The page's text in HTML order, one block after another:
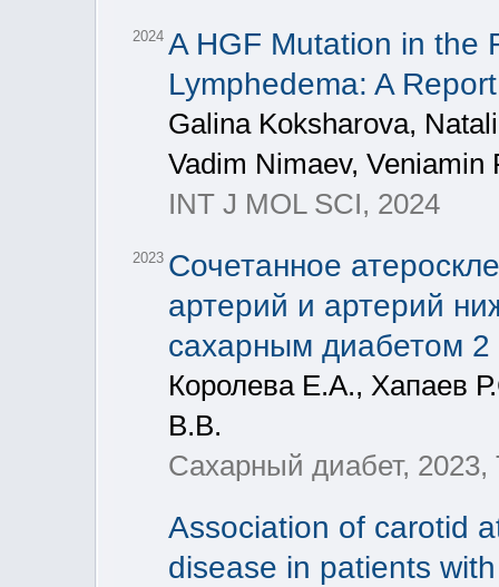
2024 A HGF Mutation in the
Lymphedema: A Report
Galina Koksharova,
Vadim Nimaev, Veniamin
INT J MOL SCI, 2024
2023 Сочетанное
артерий и артерий
сахарным диабетом
Королева Е.А., Хапаев
В.В.
Сахарный диабет,
Association of carotid
disease in patients